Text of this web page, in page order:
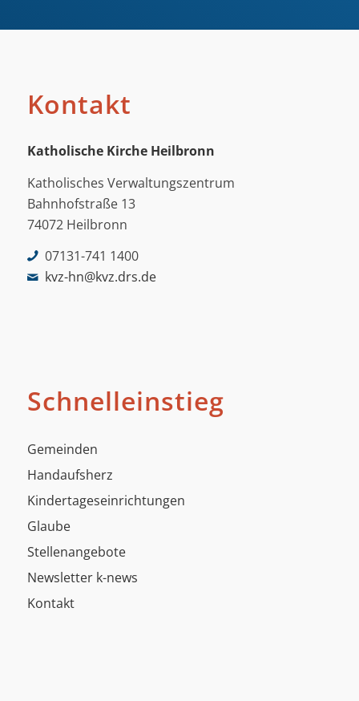
Kontakt
Katholische Kirche Heilbronn
Katholisches Verwaltungszentrum
Bahnhofstraße 13
74072 Heilbronn
07131-741 1400
kvz-hn@kvz.drs.de
Schnelleinstieg
Gemeinden
Handaufsherz
Kindertageseinrichtungen
Glaube
Stellenangebote
Newsletter k-news
Kontakt